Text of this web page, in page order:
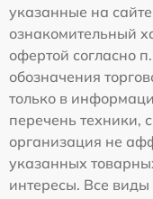
указанные на
ознакомительный
офертой согласно
обозначения
только в
перечень техники,
организация не
указанных
интересы. Все